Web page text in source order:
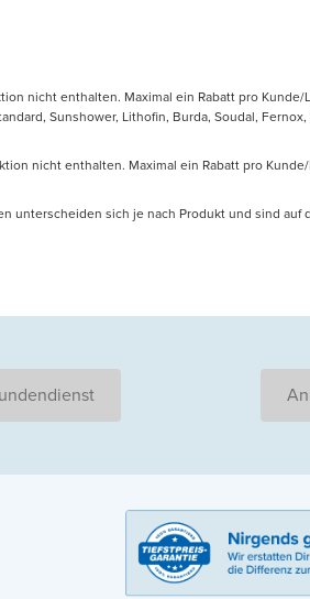
nicht enthalten. Maximal ein Rabatt pro
Sunshower, Lithofin, Burda, Soudal, Fernox,
nicht enthalten. Maximal ein Rabatt pro
unterscheiden sich je nach Produkt und sind auf